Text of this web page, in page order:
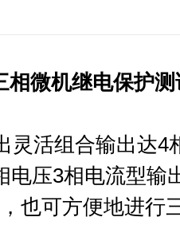
微机继电保护测
活组合输出达4
电压3相电流型输
也可方便地进行